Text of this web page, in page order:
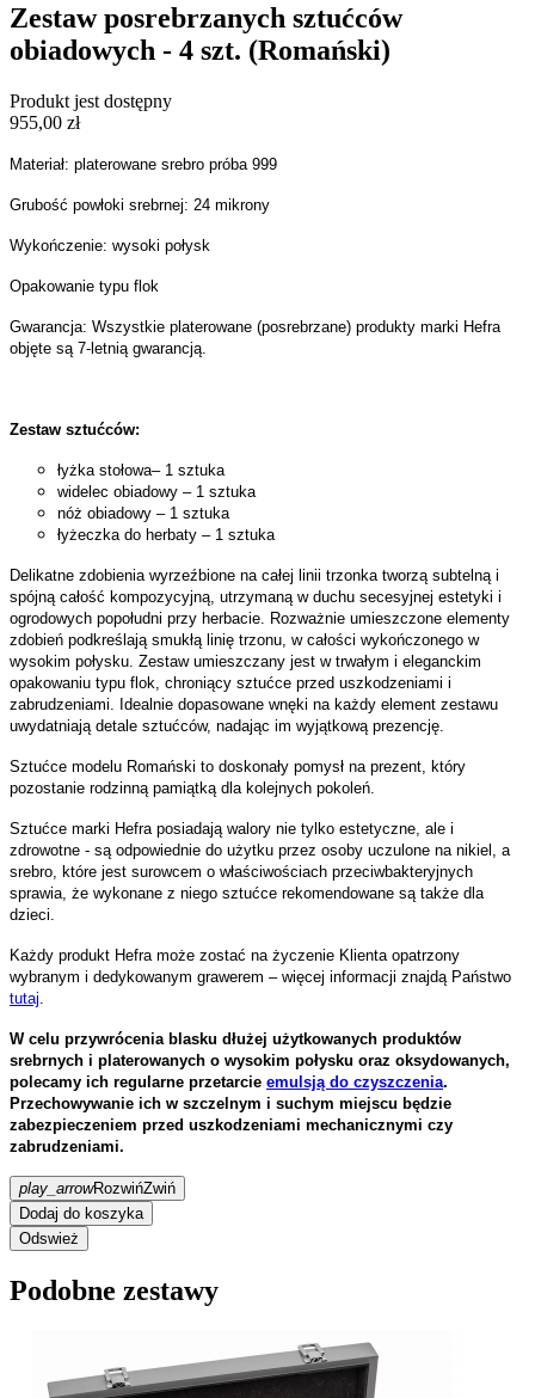
Zestaw posrebrzanych sztućców
obiadowych - 4 szt. (Romański)
Produkt jest dostępny
955,00 zł
Materiał: platerowane srebro próba 999
Grubość powłoki srebrnej: 24 mikrony
Wykończenie: wysoki połysk
Opakowanie typu flok
Gwarancja: Wszystkie platerowane (posrebrzane) produkty marki Hefra
objęte są 7-letnią gwarancją.
Zestaw sztućców:
łyżka stołowa– 1 sztuka
widelec obiadowy – 1 sztuka
nóż obiadowy – 1 sztuka
łyżeczka do herbaty – 1 sztuka
Delikatne zdobienia wyrzeźbione na całej linii trzonka tworzą subtelną i
spójną całość kompozycyjną, utrzymaną w duchu secesyjnej estetyki i
ogrodowych popołudni przy herbacie. Rozważnie umieszczone elementy
zdobień podkreślają smukłą linię trzonu, w całości wykończonego w
wysokim połysku. Zestaw umieszczany jest w trwałym i eleganckim
opakowaniu typu flok, chroniący sztućce przed uszkodzeniami i
zabrudzeniami. Idealnie dopasowane wnęki na każdy element zestawu
uwydatniają detale sztućców, nadając im wyjątkową prezencję.
Sztućce modelu Romański to doskonały pomysł na prezent, który
pozostanie rodzinną pamiątką dla kolejnych pokoleń.
Sztućce marki Hefra posiadają walory nie tylko estetyczne, ale i
zdrowotne - są odpowiednie do użytku przez osoby uczulone na nikiel, a
srebro, które jest surowcem o właściwościach przeciwbakteryjnych
sprawia, że wykonane z niego sztućce rekomendowane są także dla
dzieci.
Każdy produkt Hefra może zostać na życzenie Klienta opatrzony
wybranym i dedykowanym grawerem – więcej informacji znajdą Państwo
tutaj
W celu przywrócenia blasku dłużej użytkowanych produktów
srebrnych i platerowanych o wysokim połysku oraz oksydowanych,
polecamy ich regularne przetarcie emulsją do czyszczenia.
Przechowywanie ich w szczelnym i suchym miejscu będzie
zabezpieczeniem przed uszkodzeniami mechanicznymi czy
zabrudzeniami.
play_arrowRozwińZwiń
Dodaj do koszyka
Podobne zestawy